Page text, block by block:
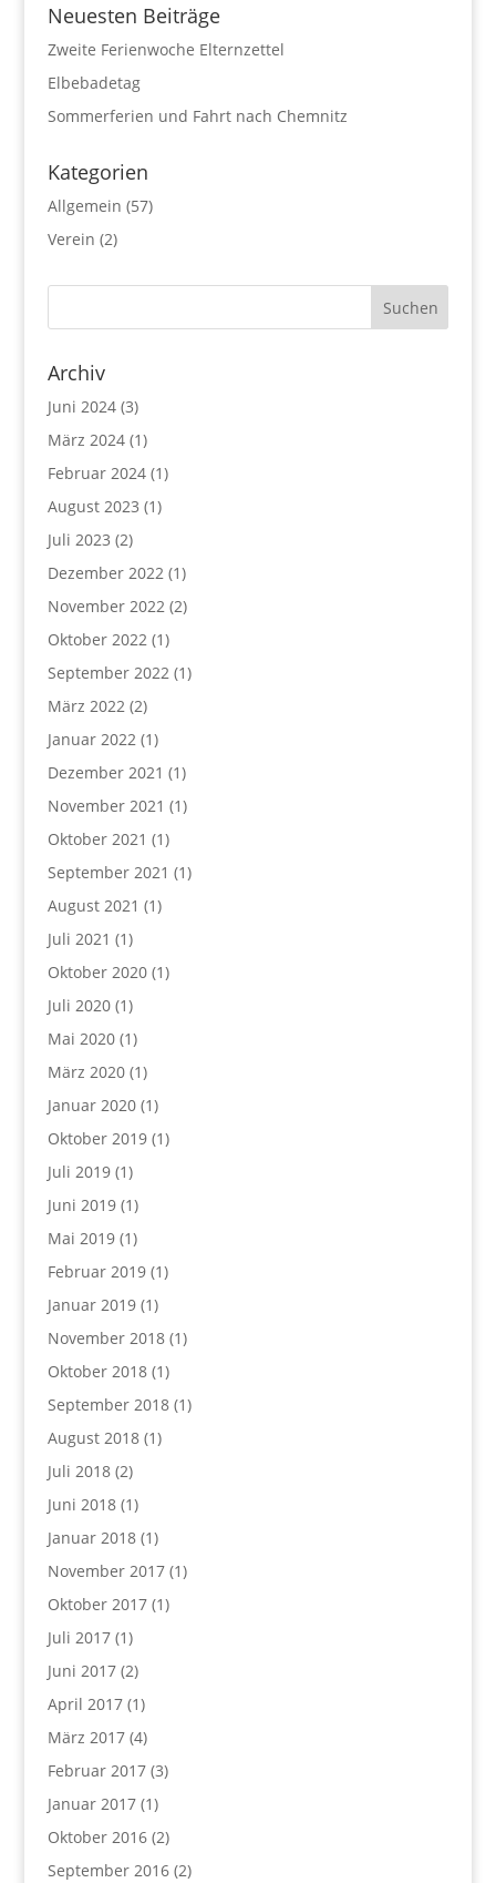
Neuesten Beiträge
Zweite Ferienwoche Elternzettel
Elbebadetag
Sommerferien und Fahrt nach Chemnitz
Kategorien
Allgemein (57)
Verein (2)
Archiv
Juni 2024(3)
März 2024(1)
Februar 2024(1)
August 2023 (1)
Juli 2023 (2)
Dezember 2022(1)
November 2022(2)
Oktober 2022(1)
September 2022(1)
März 2022(2)
Januar 2022(1)
Dezember 2021 (1)
November 2021 (1)
Oktober 2021 (1)
September 2021 (1)
August 2021 (1)
Juli 2021 (1)
Oktober 2020(1)
Juli 2020(1)
Mai 2020(1)
März 2020(1)
Januar 2020(1)
Oktober 2019(1)
Juli 2019(1)
Juni 2019(1)
Mai 2019(1)
Februar 2019(1)
Januar 2019(1)
November 2018(1)
Oktober 2018(1)
September 2018(1)
August 2018(1)
Juli 2018(2)
Juni 2018(1)
Januar 2018(1)
November 2017(1)
Oktober 2017(1)
Juli 2017(1)
Juni 2017(2)
April 2017(1)
März 2017(4)
Februar 2017(3)
Januar 2017(1)
Oktober 2016(2)
September 2016(2)